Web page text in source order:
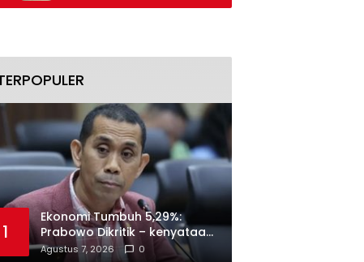
Naik
1
Ekonomi Tumbuh 5,29%:
Prabowo Dikritik – kenyataan
Menjawab
Agustus 7, 2026 0